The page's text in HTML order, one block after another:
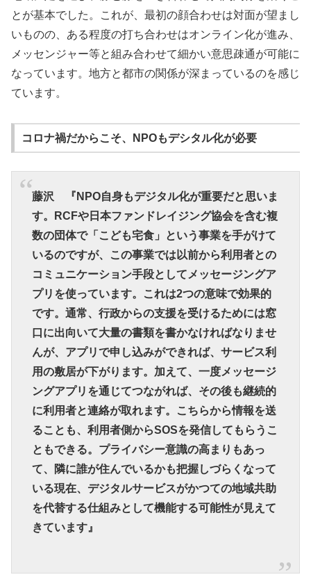
とが基本でした。これが、最初の顔合わせは対面が望まし
いものの、ある程度の打ち合わせはオンライン化が進み、
メッセンジャー等と組み合わせて細かい意思疎通が可能に
なっています。地方と都市の関係が深まっているのを感じ
ています。
コロナ禍だからこそ、NPOもデシタル化が必要
藤沢 『NPO自身もデジタル化が重要だと思いま
す。RCFや日本ファンドレイジング協会を含む複
数の団体で「こども宅食」という事業を手がけて
いるのですが、この事業では以前から利用者との
コミュニケーション手段としてメッセージングア
プリを使っています。これは2つの意味で効果的
です。通常、行政からの支援を受けるためには窓
口に出向いて大量の書類を書かなければなりませ
んが、アプリで申し込みができれば、サービス利
用の敷居が下がります。加えて、一度メッセージ
ングアプリを通じてつながれば、その後も継続的
に利用者と連絡が取れます。こちらから情報を送
ることも、利用者側からSOSを発信してもらうこ
ともできる。プライバシー意識の高まりもあっ
て、隣に誰が住んでいるかも把握しづらくなって
いる現在、デジタルサービスがかつての地域共助
を代替する仕組みとして機能する可能性が見えて
きています』